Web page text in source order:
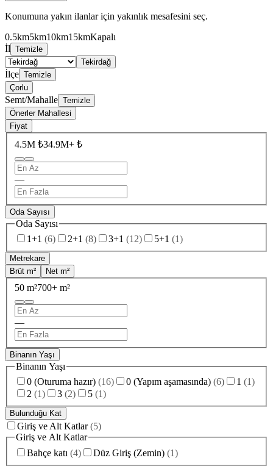
Konumuna yakın ilanlar için yakınlık mesafesini seç.
0.5km5km10km15kmKapalı
İl Temizle
Tekirdağ
İlçe Temizle
Çorlu
Semt/Mahalle Temizle
Önerler Mahallesi
Fiyat
4.5M ₺34.9M+ ₺
—
Oda Sayısı
Oda Sayısı
1+1 (6) 2+1 (8) 3+1 (12) 5+1 (1)
Metrekare
Brüt m²
Net m²
50 m²700+ m²
—
Binanın Yaşı
Binanın Yaşı
0 (Oturuma hazır) (16) 0 (Yapım aşamasında) (6) 1 (1)
2 (1) 3 (2) 5 (1)
Bulunduğu Kat
Giriş ve Alt Katlar (5)
Giriş ve Alt Katlar
Bahçe katı (4) Düz Giriş (Zemin) (1)